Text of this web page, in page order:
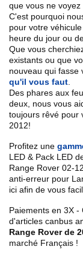
que vous ne
C'est pourquoi
pour votre véhicule
heure du jour ou
Que vous
existants ou que
nouveau qui fasse
qu'il vous faut
Des phares aux
deux, nous vous
toujours rêvé pour
2012!
Profitez une
LED & Pack LED
Range Rover 02-12
anti-erreur pour
ici afin de vous
Paiements en 3X
d'articles canbus
Range Rover de
marché Français !